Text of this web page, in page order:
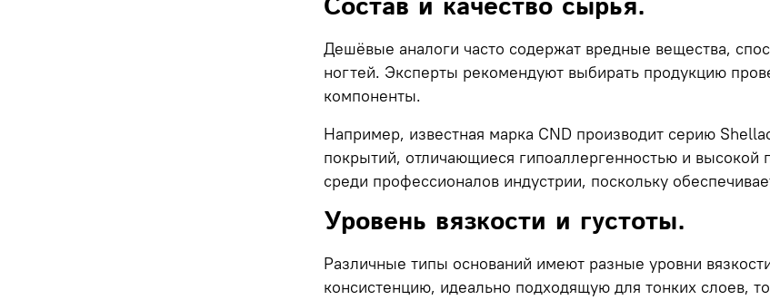
Состав и качество сырья.
Дешёвые аналоги часто содержат вредные вещества,
ногтей. Эксперты рекомендуют выбирать продукцию
компоненты.
Например, известная марка CND производит серию
покрытий, отличающиеся гипоаллергенностью и
среди профессионалов индустрии, поскольку
Уровень вязкости и густоты.
Различные типы оснований имеют разные уровни
консистенцию, идеально подходящую для тонких слоев,